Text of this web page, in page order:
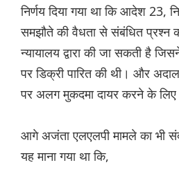
निर्णय दिया गया था कि आदेश 23,
समझौते की वैधता से संबंधित प्रश्न
न्यायालय द्वारा की जा सकती है
पर डिक्री पारित की थी। और
पर अलग मुकदमा दायर करने के
आगे अजंता एलएलपी मामले का भी
यह माना गया था कि,